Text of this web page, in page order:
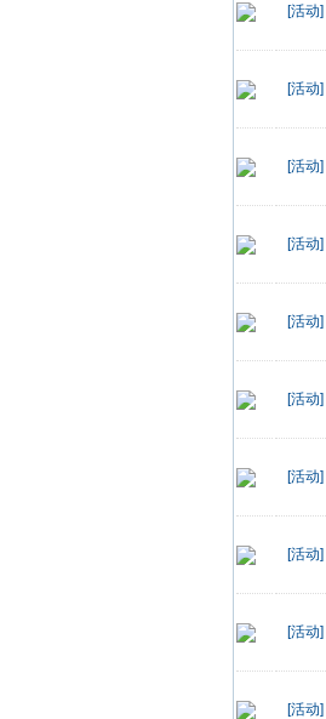
[活动]
[活动]
[活动]
[活动]
[活动]
[活动]
[活动]
[活动]
[活动]
[活动]